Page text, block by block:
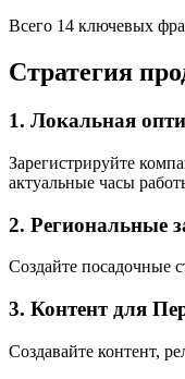
Всего 14 ключевых
Стратегия
1. Локальная
Зарегистрируйте
актуальные часы
2. Региональные
Создайте посадочные
3. Контент для
Создавайте контент,